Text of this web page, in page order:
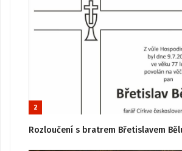
2
Rozloučení s bratrem Břetislavem